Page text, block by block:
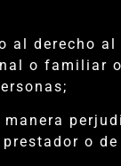
al derecho al
o familiar
o de